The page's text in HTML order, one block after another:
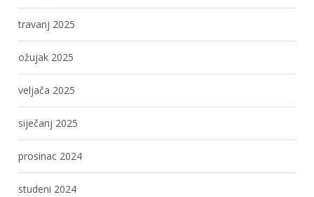
travanj 2025
ožujak 2025
veljača 2025
siječanj 2025
prosinac 2024
studeni 2024